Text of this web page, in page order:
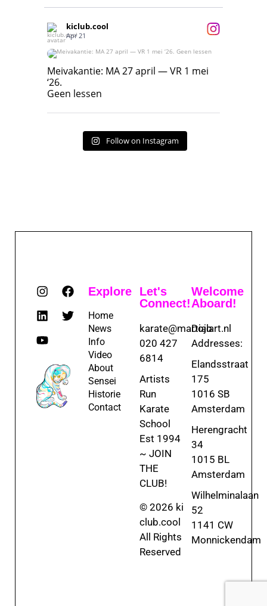
kiclub.cool
Apr 21
Meivakantie: MA 27 april — VR 1 mei ‘26.
Geen lessen
Meivakantie: MA 27 april — VR 1 mei
‘26.
Geen lessen
Follow on Instagram
Explore
Home
News
Info
Video
About
Sensei
Historie
Contact
Let's
Connect!
karate@martialart.nl
020 427
6814
Artists
Run
Karate
School
Est 1994
~ JOIN
THE
CLUB!
© 2026 ki
club.cool
All Rights
Reserved
Welcome
Aboard!
Dojo
Addresses:
Elandsstraat
175
1016 SB
Amsterdam
Herengracht
34
1015 BL
Amsterdam
Wilhelminalaan
52
1141 CW
Monnickendam